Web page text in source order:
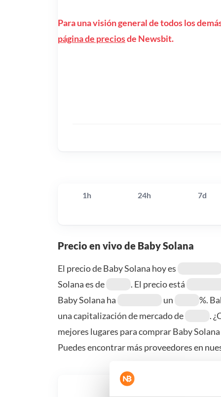
Para una visión general de todos los
página de preciosde Newsbit.
1h 24h 7d
Precio en vivo de Baby Solana
El precio de Baby Solana hoy es
Solana es de
. El precio está
Baby Solana ha
un %.
una capitalización de mercado de
.
mejores lugares para comprar Baby
Puedes encontrar más proveedores en